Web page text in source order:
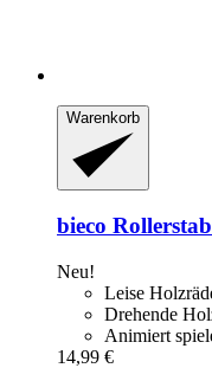
Warenkorb
bieco
Neu!
Leise
Drehende
Animiert
14,99 €